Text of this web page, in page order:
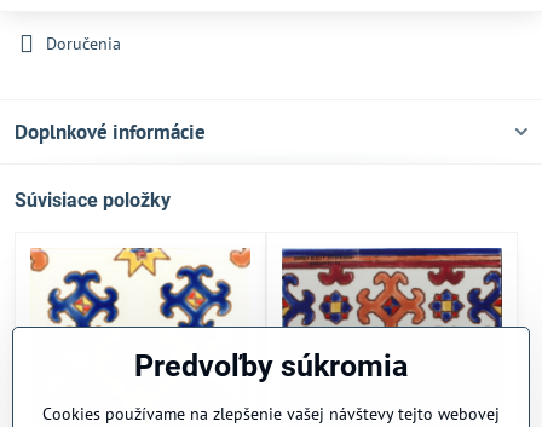
Doručenia
Doplnkové informácie
Súvisiace položky
Predvoľby súkromia
Cookies používame na zlepšenie vašej návštevy tejto webovej